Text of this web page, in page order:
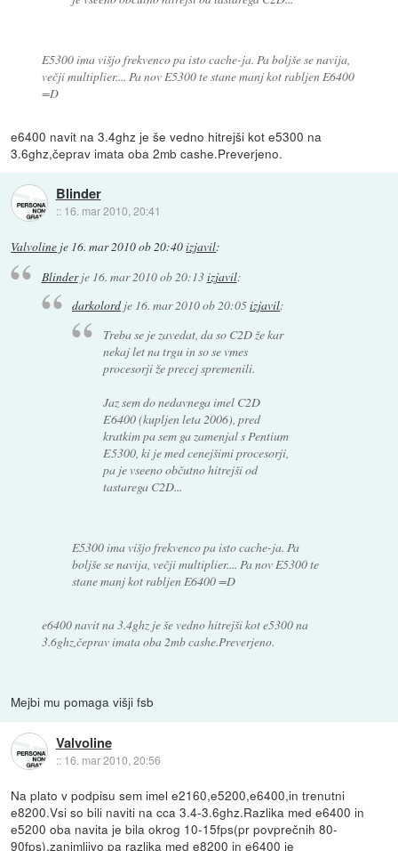
E5300 ima višjo frekvenco pa isto cache-ja. Pa boljše se navija,
večji multiplier.... Pa nov E5300 te stane manj kot rabljen E6400
=D
e6400 navit na 3.4ghz je še vedno hitrejši kot e5300 na
3.6ghz,čeprav imata oba 2mb cashe.Preverjeno.
Blinder
:: 16. mar 2010, 20:41
Valvoline je 16. mar 2010 ob 20:40izjavil:
Blinderje 16. mar 2010 ob 20:13izjavil:
darkolordje 16. mar 2010 ob 20:05izjavil:
Treba se je zavedat, da so C2D že kar
nekaj let na trgu in so se vmes
procesorji že precej spremenili.
Jaz sem do nedavnega imel C2D
E6400 (kupljen leta 2006), pred
kratkim pa sem ga zamenjal s Pentium
E5300, ki je med cenejšimi procesorji,
pa je vseeno občutno hitrejši od
tastarega C2D...
E5300 ima višjo frekvenco pa isto cache-ja. Pa
boljše se navija, večji multiplier.... Pa nov E5300 te
stane manj kot rabljen E6400 =D
e6400 navit na 3.4ghz je še vedno hitrejši kot e5300 na
3.6ghz,čeprav imata oba 2mb cashe.Preverjeno.
Mejbi mu pomaga višji fsb
Valvoline
:: 16. mar 2010, 20:56
Na plato v podpisu sem imel e2160,e5200,e6400,in trenutni
e8200.Vsi so bili naviti na cca 3.4-3.6ghz.Razlika med e6400 in
e5200 oba navita je bila okrog 10-15fps(pr povprečnih 80-
90fps),zanimljivo pa razlika med e8200 in e6400 je